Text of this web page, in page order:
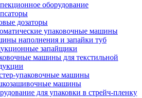
оборудование
дозаторы
упаковочные машины
наполнения и запайки туб
запайщики
машины для текстильной
упаковочные машины
машины
для упаковки в стрейч-пленку